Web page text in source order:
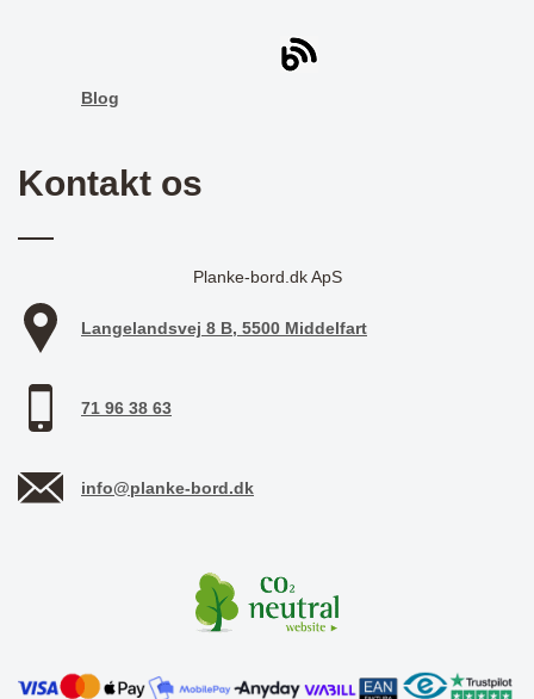
Blog
Kontakt os
Planke-bord.dk ApS
Langelandsvej 8 B, 5500 Middelfart
71 96 38 63
info@planke-bord.dk